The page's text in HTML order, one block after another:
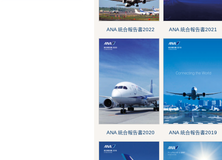
ANA 統合報告書2022 ANA 統合報告書2021
ANA 統合報告書2020 ANA 統合報告書2019